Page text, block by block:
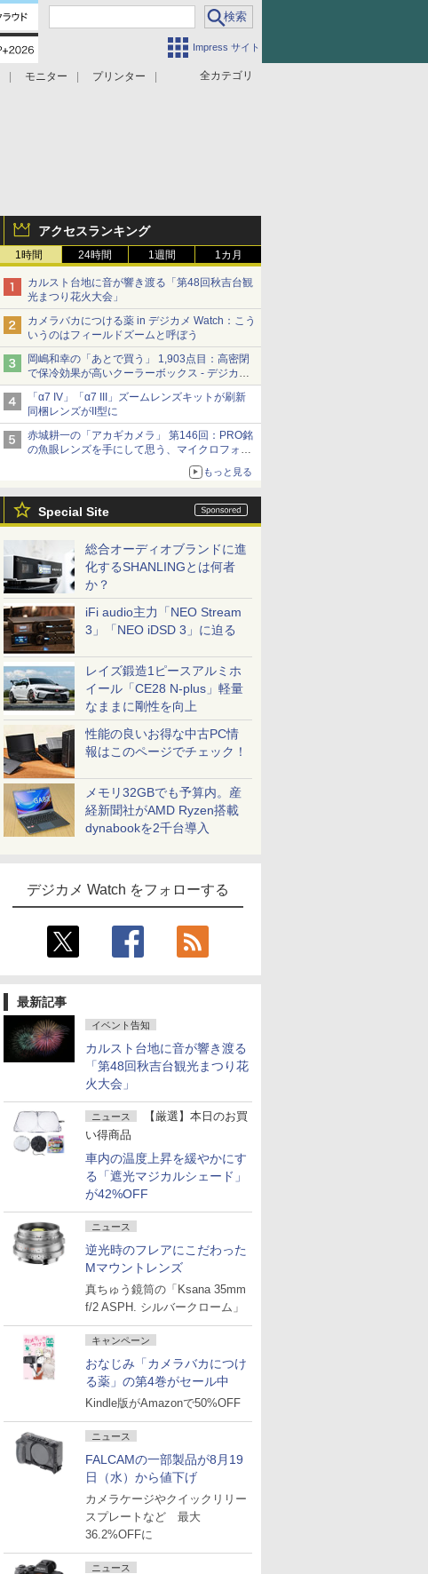
Impress サイト
全カテゴリ
モニター
プリンター
アクセスランキング
1時間 24時間 1週間 1カ月
カルスト台地に音が響き渡る「第48回秋吉台観
光まつり花火大会」
カメラバカにつける薬 in デジカメ Watch：こう
いうのはフィールドズームと呼ぼう
岡嶋和幸の「あとで買う」 1,903点目：高密閉
で保冷効果が高いクーラーボックス - デジカメ
Watch
「α7 IV」「α7 III」ズームレンズキットが刷新
同梱レンズがII型に
赤城耕一の「アカギカメラ」 第146回：PRO銘
の魚眼レンズを手にして思う、マイクロフォー
もっと見る
Special Site
総合オーディオブランドに進
化するSHANLINGとは何者
か？
iFi audio主力「NEO Stream
3」「NEO iDSD 3」に迫る
レイズ鍛造1ピースアルミホ
イール「CE28 N-plus」軽量
なままに剛性を向上
性能の良いお得な中古PC情
報はこのページでチェック！
メモリ32GBでも予算内。産
経新聞社がAMD Ryzen搭載
dynabookを2千台導入
デジカメ Watch をフォローする
最新記事
イベント告知
カルスト台地に音が響き渡る
「第48回秋吉台観光まつり花
火大会」
ニュース
【厳選】本日のお買
い得商品
車内の温度上昇を緩やかにす
る「遮光マジカルシェード」
が42%OFF
ニュース
逆光時のフレアにこだわった
Mマウントレンズ
真ちゅう鏡筒の「Ksana 35mm
f/2 ASPH. シルバークローム」
キャンペーン
おなじみ「カメラバカにつけ
る薬」の第4巻がセール中
Kindle版がAmazonで50%OFF
ニュース
FALCAMの一部製品が8月19
日（水）から値下げ
カメラケージやクイックリリー
スプレートなど 最大
36.2%OFFに
ニュース